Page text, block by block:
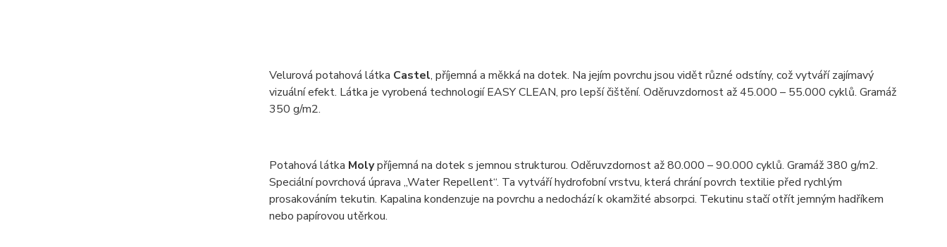
Velurová potahová látka Castel, příjemná a měkká na dotek. Na jejím povrchu jsou vidět různé odstíny, což vytváří zajímavý
vizuální efekt. Látka je vyrobená technologií EASY CLEAN, pro lepší čištění. Oděruvzdornost až 45.000 – 55.000 cyklů. Gramáž
350 g/m2.
Potahová látka Molypříjemná na dotek s jemnou strukturou. Oděruvzdornost až 80.000 – 90.000 cyklů. Gramáž 380 g/m2.
Speciální povrchová úprava „Water Repellent“. Ta vytváří hydrofobní vrstvu, která chrání povrch textilie před rychlým
prosakováním tekutin. Kapalina kondenzuje na povrchu a nedochází k okamžité absorpci. Tekutinu stačí otřít jemným hadříkem
nebo papírovou utěrkou.